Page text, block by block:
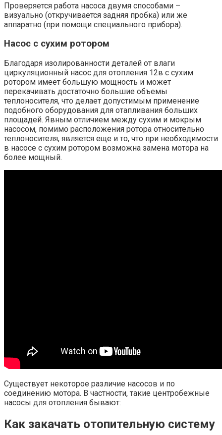
Проверяется работа насоса двумя способами –
визуально (откручивается задняя пробка) или же
аппаратно (при помощи специального прибора).
Насос с сухим ротором
Благодаря изолированности деталей от влаги
циркуляционный насос для отопления 12в с сухим
ротором имеет большую мощность и может
перекачивать достаточно большие объемы
теплоносителя, что делает допустимым применение
подобного оборудования для отапливания больших
площадей. Явным отличием между сухим и мокрым
насосом, помимо расположения ротора относительно
теплоносителя, является еще и то, что при необходимости
в насосе с сухим ротором возможна замена мотора на
более мощный.
Существует некоторое различие насосов и по
соединению мотора. В частности, такие центробежные
насосы для отопления бывают:
Как закачать отопительную систему